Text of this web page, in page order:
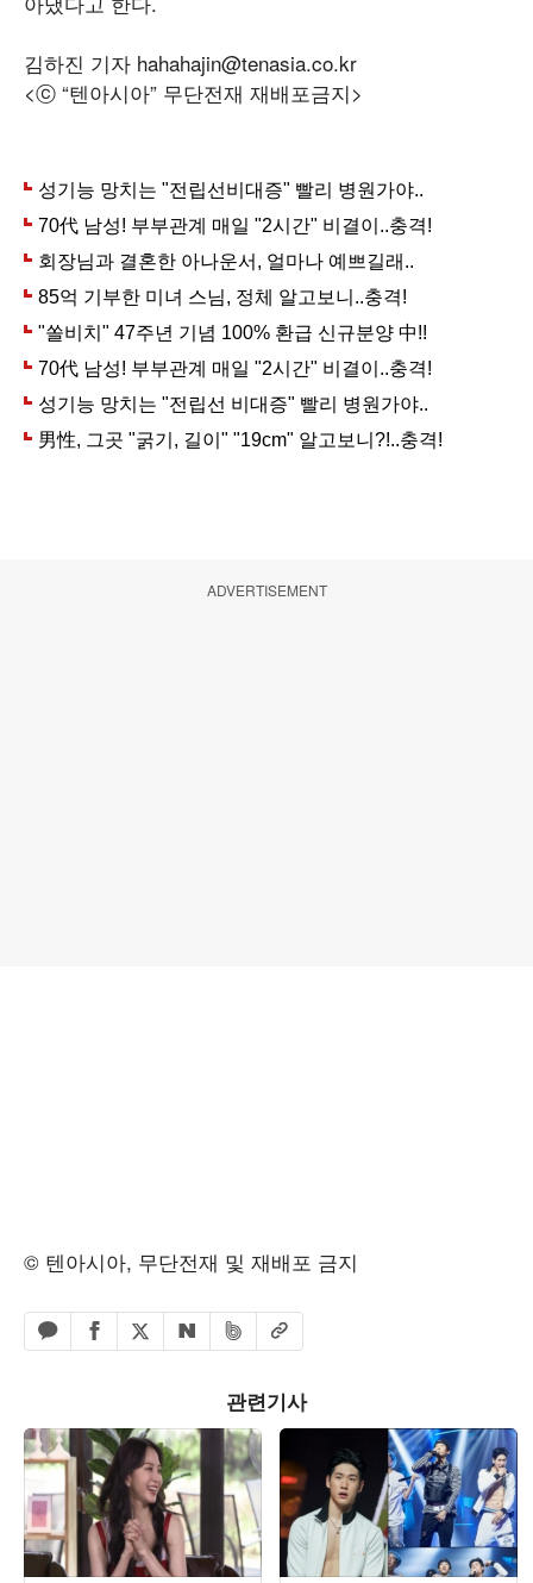
김하진 기자 hahahajin@tenasia.co.kr
<ⓒ “텐아시아” 무단전재 재배포금지>
ADVERTISEMENT
© 텐아시아, 무단전재 및 재배포 금지
카카오톡 공유하기
페이스북 공유하기
엑스 공유하기
네이버 공유하기
밴드 공유하기
URL복사
관련기사